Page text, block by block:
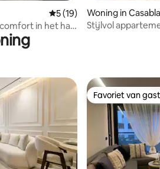
5, 98 recensiesGemiddelde beoordeling
5 (19)
in het hart
Woning in
Stijlvol
Favoriet van
Favoriet van